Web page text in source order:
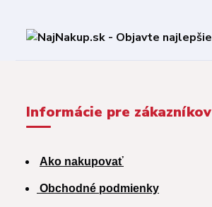
Informácie pre zákazníkov
Ako nakupovať
Obchodné podmienky